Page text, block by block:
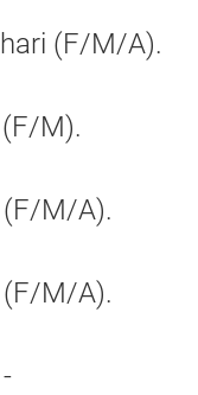
(F/M/A).
M).
(F/M/A).
(F/M/A).